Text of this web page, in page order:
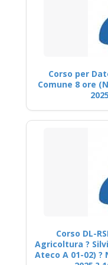
Corso per
Comune 8 ore
Corso DL-
Agricoltura ?
Ateco A 01-02)